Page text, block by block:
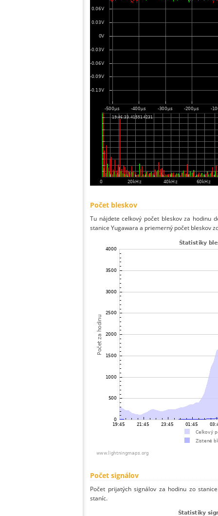
Počet bleskov
Tu nájdete celkový počet bleskov za hodinu
stanice Yugawara a priemerný počet bleskov
Počet signálov
Počet prijatých signálov za hodinu zo
staníc.